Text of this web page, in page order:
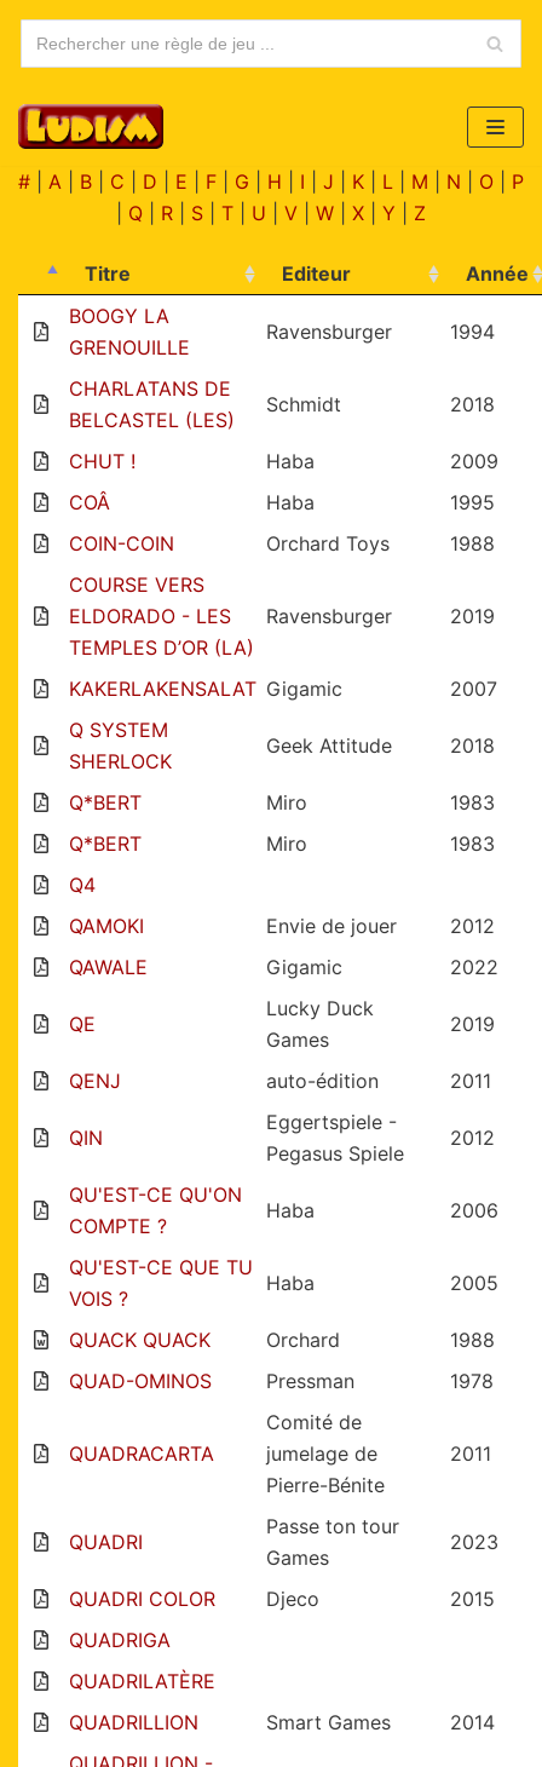
Aller
au
contenu
# A B C D E F G H I J K L M N O
P
Q R S T U V W X Y Z
Titre Editeur
Année
BOOGY LA
GRENOUILLE
Ravensburger 1994
CHARLATANS DE
BELCASTEL (LES)
Schmidt 2018
CHUT ! Haba
2009
COÂ
Haba
1995
COIN-COIN
Orchard Toys
1988
COURSE VERS
ELDORADO - LES
TEMPLES D’OR (LA)
Ravensburger 2019
KAKERLAKENSALAT Gigamic
2007
Q SYSTEM
SHERLOCK
Geek Attitude 2018
Q*BERT Miro
1983
Q*BERT
Miro
1983
Q4
QAMOKI
Envie de jouer
2012
QAWALE
Gigamic 2022
QE
Lucky Duck
Games
2019
QENJ auto-édition 2011
QIN
Eggertspiele -
Pegasus Spiele
2012
QU'EST-CE QU'ON
COMPTE ?
Haba 2006
QU'EST-CE QUE TU
VOIS ?
Haba 2005
QUACK QUACK Orchard
1988
QUAD-OMINOS
Pressman 1978
QUADRACARTA
Comité de
jumelage de
Pierre-Bénite
2011
QUADRI
Passe ton tour
Games
2023
QUADRI COLOR Djeco
2015
QUADRIGA
QUADRILATÈRE
QUADRILLION
Smart Games
2014